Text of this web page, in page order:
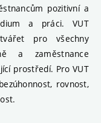
pozitivní a
a práci. VUT
pro všechny
a zaměstnance
prostředí. Pro VUT
rovnost,